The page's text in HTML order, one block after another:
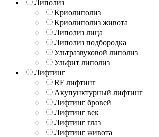
Липолиз
Криолиполиз
Криолиполиз живота
Липолиз лица
Липолиз подбородка
Ультразвуковой липолиз
Ульфит липолиз
Лифтинг
RF лифтинг
Акупунктурный лифтинг
Лифтинг бровей
Лифтинг век
Лифтинг глаз
Лифтинг живота